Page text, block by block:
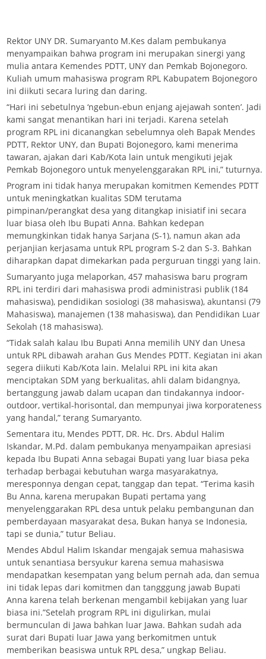
Rektor UNY DR. Sumaryanto M.Kes dalam pembukanya
menyampaikan bahwa program ini merupakan sinergi yang
mulia antara Kemendes PDTT, UNY dan Pemkab Bojonegoro.
Kuliah umum mahasiswa program RPL Kabupatem Bojonegoro
ini diikuti secara luring dan daring.
“Hari ini sebetulnya ‘ngebun-ebun enjang ajejawah sonten’. Jadi
kami sangat menantikan hari ini terjadi. Karena setelah
program RPL ini dicanangkan sebelumnya oleh Bapak Mendes
PDTT, Rektor UNY, dan Bupati Bojonegoro, kami menerima
tawaran, ajakan dari Kab/Kota lain untuk mengikuti jejak
Pemkab Bojonegoro untuk menyelenggarakan RPL ini,” tuturnya.
Program ini tidak hanya merupakan komitmen Kemendes PDTT
untuk meningkatkan kualitas SDM terutama
pimpinan/perangkat desa yang ditangkap inisiatif ini secara
luar biasa oleh Ibu Bupati Anna. Bahkan kedepan
memungkinkan tidak hanya Sarjana (S-1), namun akan ada
perjanjian kerjasama untuk RPL program S-2 dan S-3. Bahkan
diharapkan dapat dimekarkan pada perguruan tinggi yang lain.
Sumaryanto juga melaporkan, 457 mahasiswa baru program
RPL ini terdiri dari mahasiswa prodi administrasi publik (184
mahasiswa), pendidikan sosiologi (38 mahasiswa), akuntansi (79
Mahasiswa), manajemen (138 mahasiswa), dan Pendidikan Luar
Sekolah (18 mahasiswa).
“Tidak salah kalau Ibu Bupati Anna memilih UNY dan Unesa
untuk RPL dibawah arahan Gus Mendes PDTT. Kegiatan ini akan
segera diikuti Kab/Kota lain. Melalui RPL ini kita akan
menciptakan SDM yang berkualitas, ahli dalam bidangnya,
bertanggung jawab dalam ucapan dan tindakannya indoor-
outdoor, vertikal-horisontal, dan mempunyai jiwa korporateness
yang handal,” terang Sumaryanto.
Sementara itu, Mendes PDTT, DR. Hc. Drs. Abdul Halim
Iskandar, M.Pd. dalam pembukanya menyampaikan apresiasi
kepada Ibu Bupati Anna sebagai Bupati yang luar biasa peka
terhadap berbagai kebutuhan warga masyarakatnya,
meresponnya dengan cepat, tanggap dan tepat. “Terima kasih
Bu Anna, karena merupakan Bupati pertama yang
menyelenggarakan RPL desa untuk pelaku pembangunan dan
pemberdayaan masyarakat desa, Bukan hanya se Indonesia,
tapi se dunia,” tutur Beliau.
Mendes Abdul Halim Iskandar mengajak semua mahasiswa
untuk senantiasa bersyukur karena semua mahasiswa
mendapatkan kesempatan yang belum pernah ada, dan semua
ini tidak lepas dari komitmen dan tangggung jawab Bupati
Anna karena telah berkenan mengambil kebijakan yang luar
biasa ini.”Setelah program RPL ini digulirkan, mulai
bermunculan di Jawa bahkan luar Jawa. Bahkan sudah ada
surat dari Bupati luar Jawa yang berkomitmen untuk
memberikan beasiswa untuk RPL desa,” ungkap Beliau.